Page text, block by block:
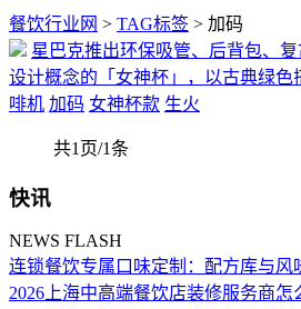
餐饮行业网 > TAG标签 > 加码
星巴克推出环保吸管、后背包、
设计概念的「女神杯」，以古典绿
啡机 加码 女神杯款 生火
共1页/1条
快讯
NEWS FLASH
连锁餐饮专属口味定制：配方库与风
2026上海中高端餐饮店装修服务商